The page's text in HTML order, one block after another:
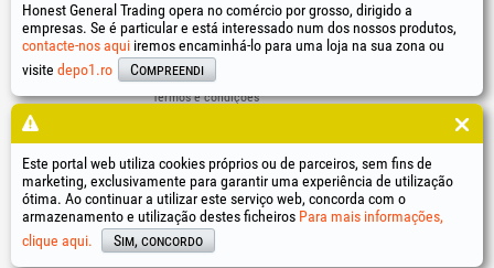
Ligações úteis
Termos e condições
Dados de identificação da empresa
Resolução online de litígios
HGT®, EvoTools®, EvoSanitary , EvoTools +Plus®, EvoSanitary +Plus®, EvoSelect®, EPTO®, EPTO Plus
PowerForProfessionals®e os respetivos logótipos são marcas registadas Honest General Trading SRL.
Copyright 1994-2026Honest General Trading SRL. Todos os direitos reservados. CUI: 6615609,
Honest General Trading opera no comércio por grosso, dirigido a
empresas. Se é particular e está interessado num dos nossos produtos,
contacte-nos aqui iremos encaminhá-lo para uma loja na sua zona ou
visite depo1.ro Compreendi
Este portal web utiliza cookies próprios ou de parceiros, sem fins de
marketing, exclusivamente para garantir uma experiência de utilização
ótima. Ao continuar a utilizar este serviço web, concorda com o
armazenamento e utilização destes ficheiros Para mais informações,
clique aqui.
Sim, concordo